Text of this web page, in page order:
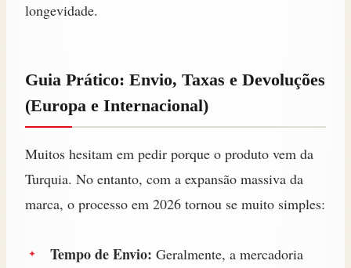
longevidade.
Guia Prático: Envio, Taxas e Devoluções
(Europa e Internacional)
Muitos hesitam em pedir porque o produto vem da
Turquia. No entanto, com a expansão massiva da
marca, o processo em 2026 tornou se muito simples:
Tempo de Envio: Geralmente, a mercadoria